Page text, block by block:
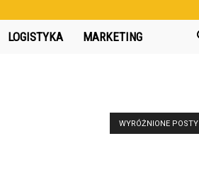
LOGISTYKA MARKETING
WYRÓŻNIONE POSTY